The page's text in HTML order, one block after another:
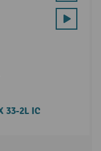
33-2L IC